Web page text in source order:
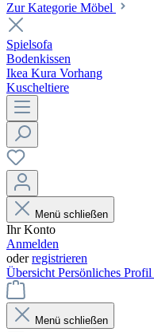
Zur Kategorie Möbel
Spielsofa
Bodenkissen
Ikea Kura Vorhang
Kuscheltiere
Menü schließen
Ihr Konto
Anmelden
oderregistrieren
Übersicht Persönliches Profil
Menü schließen